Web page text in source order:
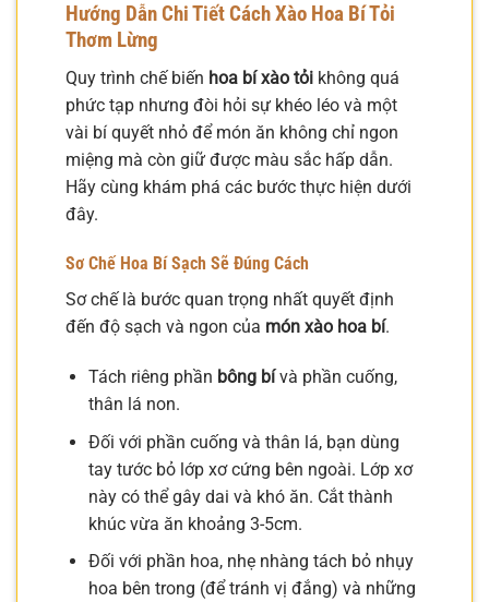
Hướng Dẫn Chi TiếtCách Xào Hoa BíTỏi
Thơm Lừng
Quy trình chế biến hoa bí xào tỏi không quá
phức tạp nhưng đòi hỏi sự khéo léo và một
vài bí quyết nhỏ để món ăn không chỉ ngon
miệng mà còn giữ được màu sắc hấp dẫn.
Hãy cùng khám phá các bước thực hiện dưới
đây.
Sơ Chế Hoa BíSạch Sẽ Đúng Cách
Sơ chế là bước quan trọng nhất quyết định
đến độ sạch và ngon của món xào hoa bí.
Tách riêng phần bông bívà phần cuống,
thân lá non.
Đối với phần cuống và thân lá, bạn dùng
tay tước bỏ lớp xơ cứng bên ngoài. Lớp xơ
này có thể gây dai và khó ăn. Cắt thành
khúc vừa ăn khoảng 3-5cm.
Đối với phần hoa, nhẹ nhàng tách bỏ nhụy
hoa bên trong (để tránh vị đắng) và những